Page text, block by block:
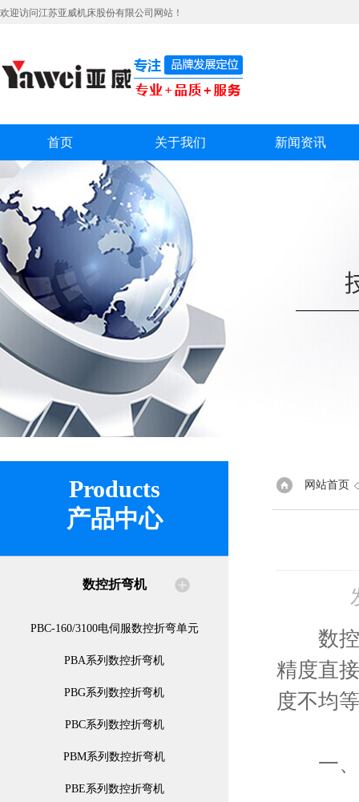
欢迎访问江苏亚威机床股份有限公司网站！
首页 关于我们 新闻资讯
Products
产品中心
数控折弯机
PBC-160/3100电伺服数控折弯单元
PBA系列数控折弯机
PBG系列数控折弯机
PBC系列数控折弯机
PBM系列数控折弯机
PBE系列数控折弯机
网站首页
数控
精度直
度不均
一、